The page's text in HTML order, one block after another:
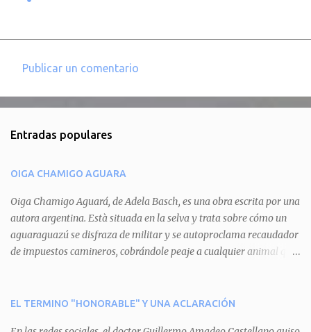
e
t
a
r
i
o
Publicar un comentario
Entradas populares
OIGA CHAMIGO AGUARA
Oiga Chamigo Aguará, de Adela Basch, es una obra escrita por una
autora argentina. Està situada en la selva y trata sobre cómo un
aguaraguazú se disfraza de militar y se autoproclama recaudador
de impuestos camineros, cobrándole peaje a cualquier animal que
aguará le provoca. De igual manera pasa con Tatú, el armadillo.
EL TERMINO "HONORABLE" Y UNA ACLARACIÓN